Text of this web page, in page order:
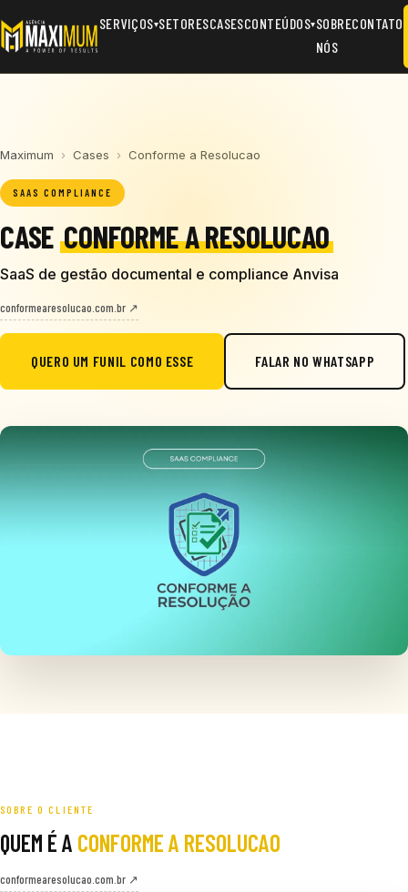
SERVIÇOS▾SETORESCASESCONTEÚDOS▾SOBRE
NÓS
CONTATO
Maximum › Cases › Conforme a Resolucao
SAAS COMPLIANCE
CASECONFORME A RESOLUCAO
SaaS de gestão documental e compliance Anvisa
conformearesolucao.com.br ↗
QUERO UM FUNIL COMO ESSE FALAR NO WHATSAPP
SOBRE O CLIENTE
QUEM É A CONFORME A RESOLUCAO
conformearesolucao.com.br ↗